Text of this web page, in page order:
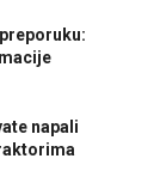
napali